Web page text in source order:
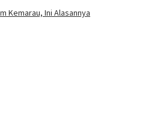
Kemarau, Ini Alasannya